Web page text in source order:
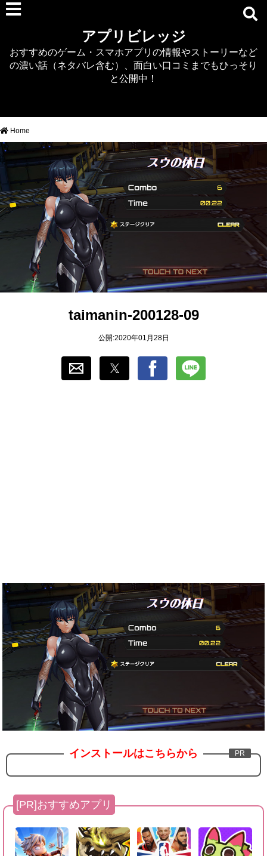
デタリキZ
アナザーエデン
RTS/MOBA
アクション
シミュレーション
牧場婚活
DEAD OR ALIVE XVV
パズル/クイズ
ノベル
おすすめ
アプリビレッジ
おすすめのゲーム・スマホアプリの情報やストーリーなど
の濃い話（ネタバレ含む）、面白い口コミまでもひっそり
と公開中！
Home
taimanin-200128-09
公開:2020年01月28日
インストールはこちらから